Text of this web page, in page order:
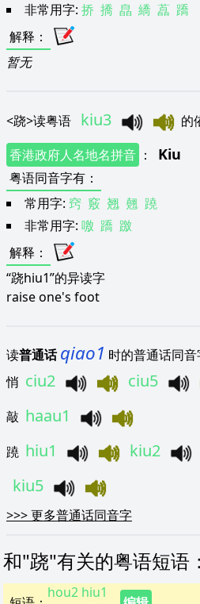
非常用字: 挢 撟 皛 繑 藠 蹻
解释 ：
暂无
<跷>读粤语 kiu3 的
香港政府人名地名拼音 ： Kiu
粤语同音字有 ：
常用字: 窍 竅 翘 翹 蹺
非常用字: 噭 蹻 躈
解释 ：
“跷hiu1”的异读字
raise one's foot
读普通话 qiao1 时的普通话同音
悄 ciu2 ciu5
敲 haau1
蹺 hiu1 kiu2
kiu5
>>>更多普通话同音字
和"跷"有关的粤语短语 ：
hou2 hiu1